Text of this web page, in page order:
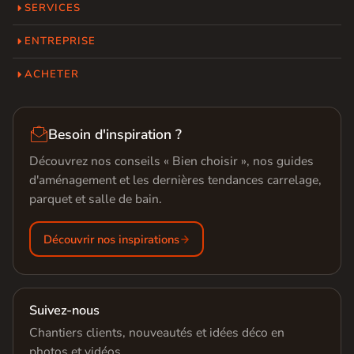
SERVICES
ENTREPRISE
ACHETER
Besoin d'inspiration ?
Découvrez nos conseils « Bien choisir », nos guides
d'aménagement et les dernières tendances carrelage,
parquet et salle de bain.
Découvrir nos inspirations
Suivez-nous
Chantiers clients, nouveautés et idées déco en